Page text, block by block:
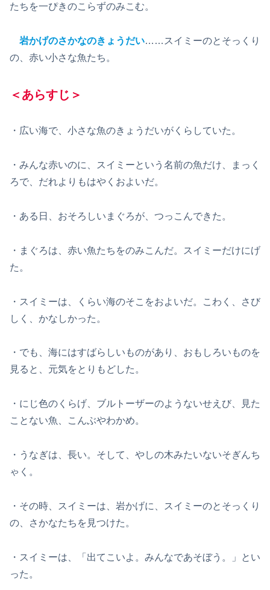
たちを一ぴきのこらずのみこむ。
岩かげのさかなのきょうだい……スイミーのとそっくり
の、赤い小さな魚たち。
＜あらすじ＞
・広い海で、小さな魚のきょうだいがくらしていた。
・みんな赤いのに、スイミーという名前の魚だけ、まっく
ろで、だれよりもはやくおよいだ。
・ある日、おそろしいまぐろが、つっこんできた。
・まぐろは、赤い魚たちをのみこんだ。スイミーだけにげ
た。
・スイミーは、くらい海のそこをおよいだ。こわく、さび
しく、かなしかった。
・でも、海にはすばらしいものがあり、おもしろいものを
見ると、元気をとりもどした。
・にじ色のくらげ、ブルトーザーのようないせえび、見た
ことない魚、こんぶやわかめ。
・うなぎは、長い。そして、やしの木みたいないそぎんち
ゃく。
・その時、スイミーは、岩かげに、スイミーのとそっくり
の、さかなたちを見つけた。
・スイミーは、「出てこいよ。みんなであそぼう。」とい
った。